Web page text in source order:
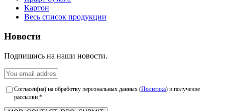
Картон
Весь список продукции
Новости
Подпишись на наши новости.
Согласен(на) на обработку персональных данных (Политика) и получение
рассылки *